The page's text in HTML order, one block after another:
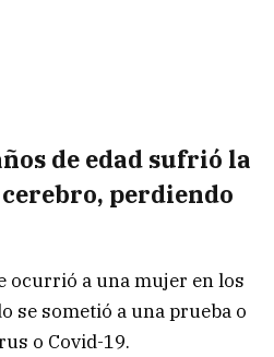
de edad sufrió la
cerebro, perdiendo
ocurrió a una mujer en los
se sometió a una prueba o
o Covid-19.